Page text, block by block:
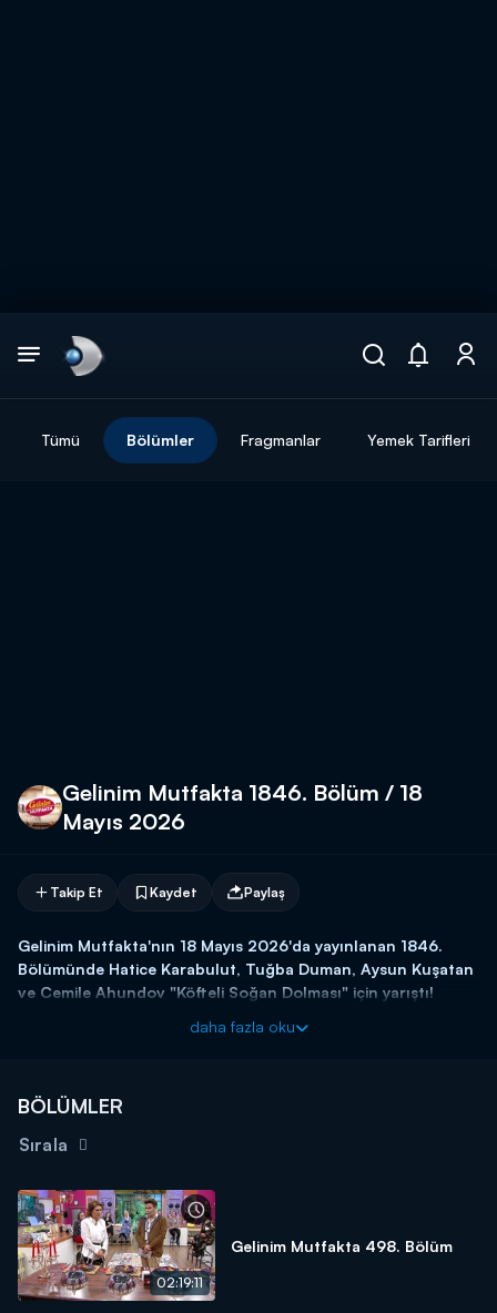
Tümü Bölümler Fragmanlar Yemek Tarifleri
Gelinim Mutfakta 1846. Bölüm / 18
Mayıs 2026
Takip Et Kaydet Paylaş
Gelinim Mutfakta'nın 18 Mayıs 2026'da yayınlanan 1846.
Bölümünde Hatice Karabulut, Tuğba Duman, Aysun Kuşatan
ve Cemile Ahundov "Köfteli Soğan Dolması" için yarıştı!
Başladığı tarihten itibaren hafta birincilerine 15 altın bilezik ödül
yemek yaparım, altınları kaparım!"
formunu doldurmaya başlayın!
BAŞVURULARINIZ İÇİN WHATSAPP HATTI:
BAŞVURULARINIZ İÇİN WEB
ADRESİ:https://www.kanald.com.tr/gelinim-mutfakta-basvuru-
formu
Gelinim Mutfakta, yeni bölümleriyle hafta içi her gün Kanal
D'de!
daha fazla oku
BÖLÜMLER
Sırala
02:19:11
Gelinim Mutfakta 498. Bölüm